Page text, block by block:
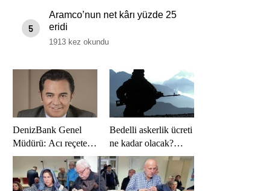
5
Aramco’nun net kârı yüzde 25
eridi
1913 kez okundu
DenizBank Genel
Müdürü: Acı reçeteye
katlanmalıyız
Bedelli askerlik ücreti
ne kadar olacak?
Bedelli askerlik ücreti
2024 Temmuz…